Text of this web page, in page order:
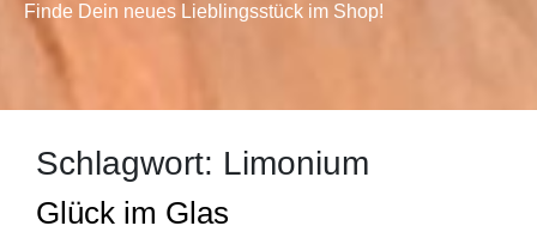
Finde Dein neues Lieblingsstück im Shop!
Schlagwort: Limonium
Glück im Glas